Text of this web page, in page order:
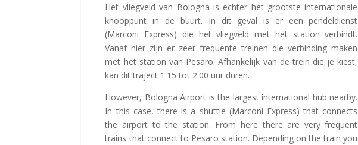
Het vliegveld van Bologna is echter het grootste internationale
knooppunt in de buurt. In dit geval is er een pendeldienst
(Marconi Express) die het vliegveld met het station verbindt.
Vanaf hier zijn er zeer frequente treinen die verbinding maken
met het station van Pesaro. Afhankelijk van de trein die je kiest,
kan dit traject 1.15 tot 2.00 uur duren.
However, Bologna Airport is the largest international hub nearby.
In this case, there is a shuttle (Marconi Express) that connects
the airport to the station. From here there are very frequent
trains that connect to Pesaro station. Depending on the train you